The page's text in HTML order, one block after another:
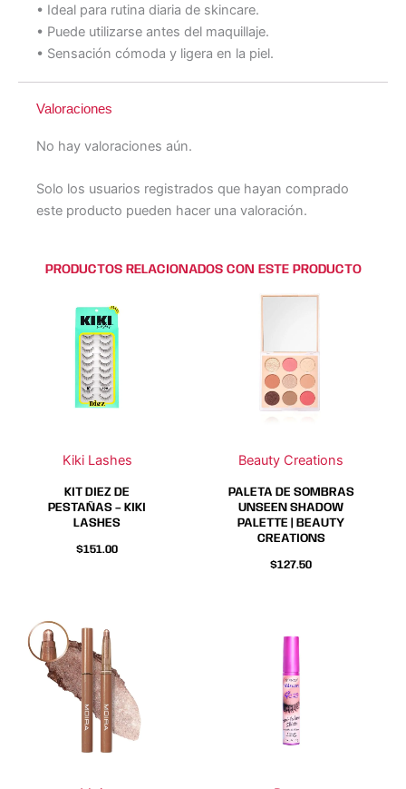
• Ideal para rutina diaria de skincare.
• Puede utilizarse antes del maquillaje.
• Sensación cómoda y ligera en la piel.
Valoraciones
No hay valoraciones aún.
Solo los usuarios registrados que hayan comprado
este producto pueden hacer una valoración.
PRODUCTOS RELACIONADOS CON ESTE PRODUCTO
Kiki Lashes
producto
tiene
múltiples
variantes.
Las
pueden
elegir
en
la
página
KIT DIEZ DE
PESTAÑAS – KIKI
LASHES
$151.00
producto
tiene
pueden
elegir
en
la
página
Beauty Creations
PALETA DE SOMBRAS
UNSEEN SHADOW
PALETTE | BEAUTY
CREATIONS
$127.50
producto
tiene
múltiples
variantes.
Las
opciones
tiene
múltiples
variantes.
Las